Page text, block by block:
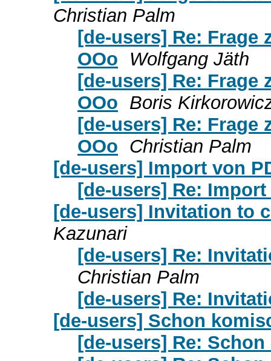
Christian Palm
[de-users] Re: Frage
OOo
Wolfgang Jäth
[de-users] Re: Frage
OOo Boris
[de-users] Re: Frage
OOo Christian Palm
[de-users] Import von
[de-users] Re:
[de-users] Invitation to
Kazunari
[de-users] Re:
Christian Palm
[de-users] Re:
[de-users] Schon
[de-users] Re: